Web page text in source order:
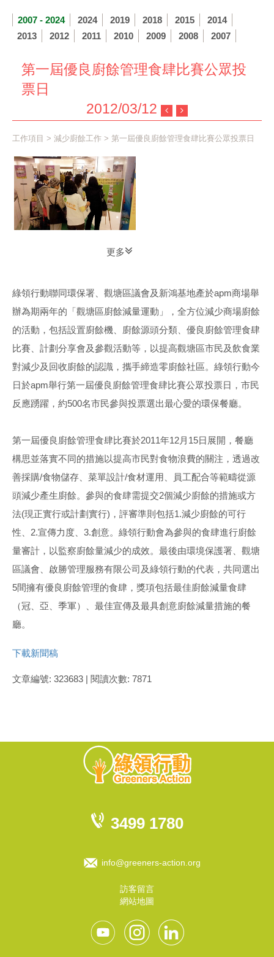
2007 - 2024 2024 2019 2018 2015
2014
2013
2012 2011 2010 2009 2008 2007
第一屆優良廚餘管理食肆比賽公眾投
票日
2012/03/12
工作項目 > 減少廚餘工作 > 第一屆優良廚餘管理食肆比賽公眾投票日
更多
綠領行動聯同環保署、觀塘區議會及新鴻基地產於apm商場舉
辦為期兩年的「觀塘區廚餘減量運動」，全方位減少商場廚餘
的活動，包括設置廚餘機、廚餘源頭分類、優良廚餘管理食肆
比賽、計劃分享會及參觀活動等，以提高觀塘區市民及飲食業
對減少及回收廚餘的認識，攜手締造零廚餘社區。綠領行動今
日於apm舉行第一屆優良廚餘管理食肆比賽公眾投票日，市民
反應踴躍，約500名市民參與投票選出最心愛的環保餐廳。
第一屆優良廚餘管理食肆比賽於2011年12月15日展開，餐廳
構思並落實不同的措施以提高市民對食物浪費的關注，透過改
善採購/食物儲存、菜單設計/食材運用、員工配合等範疇從源
頭減少產生廚餘。參與的食肆需提交2個減少廚餘的措施或方
法(現正實行或計劃實行)，評審準則包括1.減少廚餘的可行
性、2.宣傳力度、3.創意。綠領行動會為參與的食肆進行廚餘
量審計，以監察廚餘量減少的成效。最後由環境保護署、觀塘
區議會、啟勝管理服務有限公司及綠領行動的代表，共同選出
5間擁有優良廚餘管理的食肆，獎項包括最佳廚餘減量食肆
（冠、亞、季軍）、最佳宣傳及最具創意廚餘減量措施的餐
廳。
下載新聞稿
文章編號: 323683 | 閱讀次數: 7871
3499 1780
info@greeners-action.org
訪客留言
網站地圖